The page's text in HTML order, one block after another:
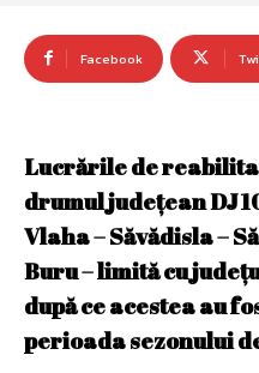
Facebook
Lucrările de
drumul județean DJ
Vlaha – Săvădisla –
Buru – limită cu
după ce acestea au
perioada sezonului